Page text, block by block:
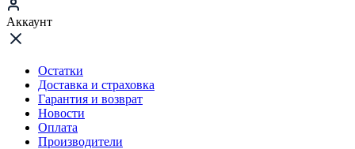
Аккаунт
Остатки
Доставка и страховка
Гарантия и возврат
Новости
Оплата
Производители